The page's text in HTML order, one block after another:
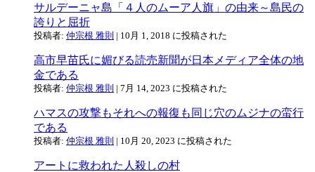
サルデーニャ島「４人のムーア人旗」の由来～島民の
誇りと屈折
投稿者: 仲宗根 雅則 | 10月 1, 2018 に投稿された
高市早苗氏に媚びる読売新聞が日本メディア全体の地
金である
投稿者: 仲宗根 雅則 | 7月 14, 2023 に投稿された
ハマスの攻撃もそれへの報復も同じ穴のムジナの蛮行
である
投稿者: 仲宗根 雅則 | 10月 20, 2023 に投稿された
アートに救われた人殺しの村